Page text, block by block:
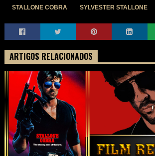
STALLONE COBRA
SYLVESTER STALLONE
ARTIGOS RELACIONADOS